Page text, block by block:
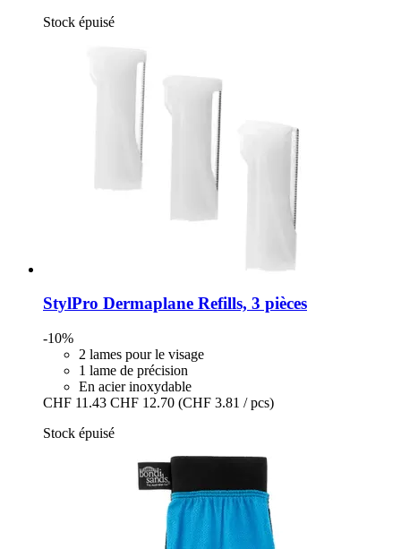
Stock épuisé
StylPro Dermaplane Refills, 3 pièces
-10%
2 lames pour le visage
1 lame de précision
En acier inoxydable
CHF 11.43 CHF 12.70 (CHF 3.81 / pcs)
Stock épuisé